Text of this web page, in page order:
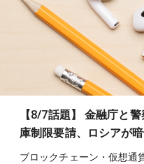
【8/7話題】 金融庁と
庫制限要請、ロシアが
ブロックチェーン・仮想通